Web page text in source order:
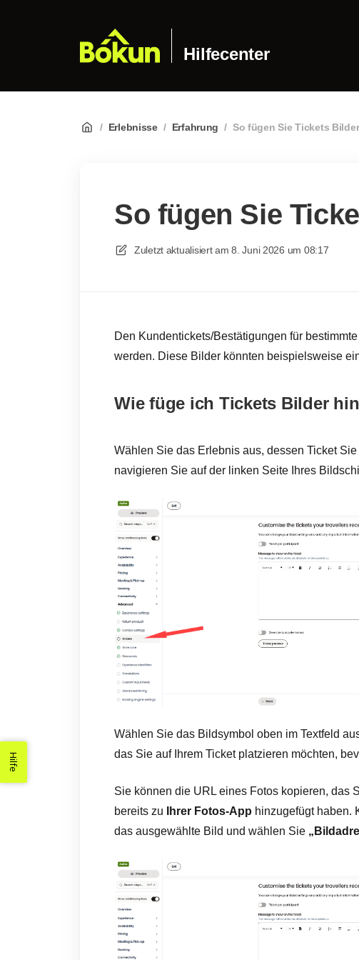
Hilfecenter
/ Erlebnisse / Erfahrung / So fügen Sie Tickets
So fügen Sie
Zuletzt aktualisiert am 8. Juni 2026 um 08:17
Den Kundentickets/Bestätigungen für
werden. Diese Bilder könnten beispielsweise
Wie füge ich Tickets Bilder
Wählen Sie das Erlebnis aus, dessen Ticket
navigieren Sie auf der linken Seite Ihres
Wählen Sie das Bildsymbol oben im Textfeld
das Sie auf Ihrem Ticket platzieren möchten,
Sie können die URL eines Fotos kopieren, das
bereits zu
Ihrer Fotos-App hinzugefügt haben.
das ausgewählte Bild und wählen Sie
Hilfe